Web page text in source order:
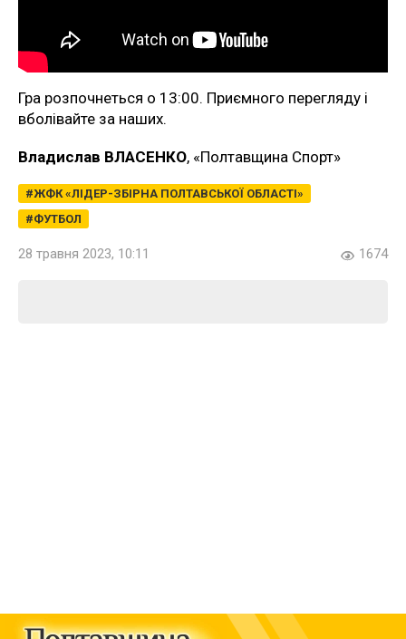
Гра розпочнеться о 13:00. Приємного перегляду і
вболівайте за наших.
Владислав ВЛАСЕНКО, «Полтавщина Спорт»
ЖФК «ЛІДЕР-ЗБІРНА ПОЛТАВСЬКОЇ ОБЛАСТІ»
ФУТБОЛ
28 травня 2023, 10:11 1674